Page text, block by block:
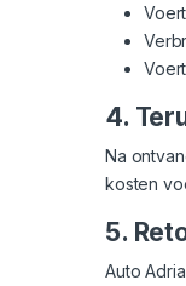
4.
Na
kosten
5.
Auto